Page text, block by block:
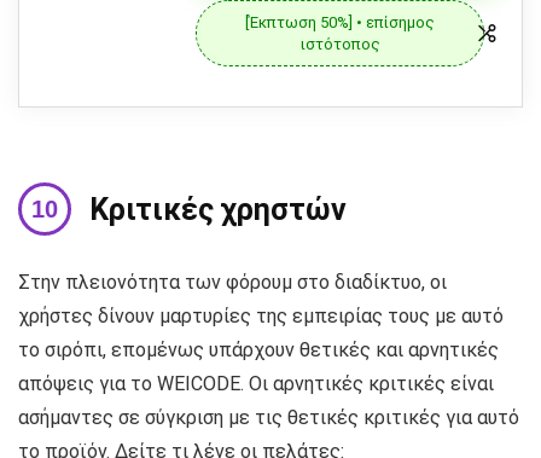
[Έκπτωση 50%] • επίσημος
ιστότοπος
Κριτικές χρηστών
Στην πλειονότητα των φόρουμ στο διαδίκτυο, οι
χρήστες δίνουν μαρτυρίες της εμπειρίας τους με αυτό
το σιρόπι, επομένως υπάρχουν θετικές και αρνητικές
απόψεις για το WEICODE. Οι αρνητικές κριτικές είναι
ασήμαντες σε σύγκριση με τις θετικές κριτικές για αυτό
το προϊόν. Δείτε τι λένε οι πελάτες: